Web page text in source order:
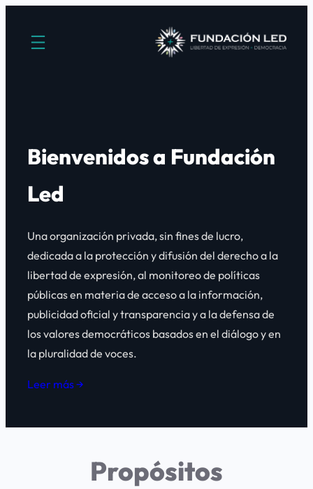
Bienvenidos a Fundación
Led
Una organización privada, sin fines de lucro,
dedicada a la protección y difusión del derecho a la
libertad de expresión, al monitoreo de políticas
públicas en materia de acceso a la información,
publicidad oficial y transparencia y a la defensa de
los valores democráticos basados en el diálogo y en
la pluralidad de voces.
Leer más →
Propósitos